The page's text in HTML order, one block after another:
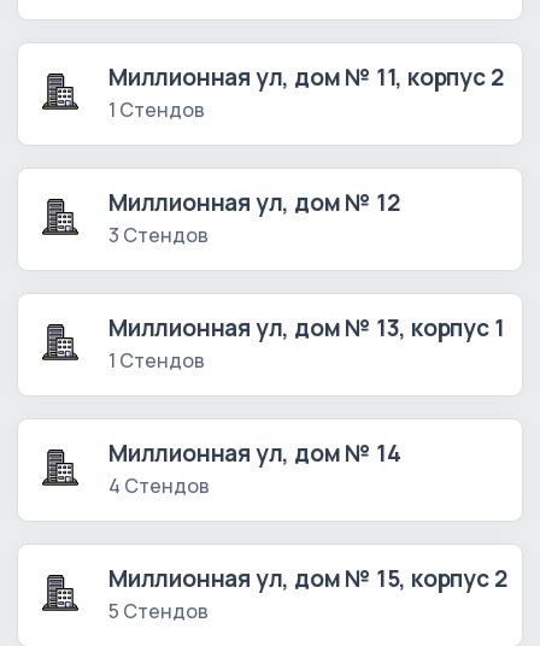
Миллионная ул, дом № 11, корпус 2
1 Стендов
Миллионная ул, дом № 12
3 Стендов
Миллионная ул, дом № 13, корпус 1
1 Стендов
Миллионная ул, дом № 14
4 Стендов
Миллионная ул, дом № 15, корпус 2
5 Стендов